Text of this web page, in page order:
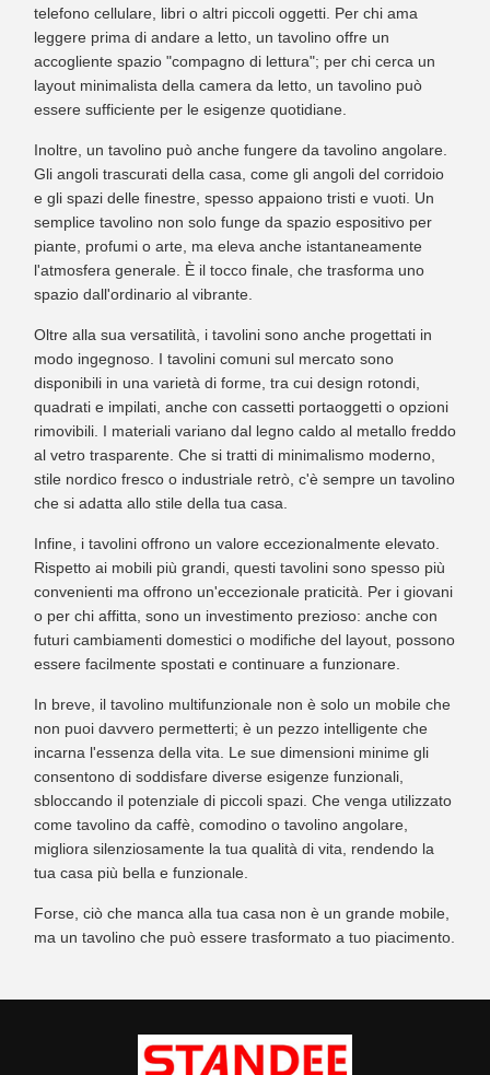
telefono cellulare, libri o altri piccoli oggetti. Per chi ama
leggere prima di andare a letto, un tavolino offre un
accogliente spazio "compagno di lettura"; per chi cerca un
layout minimalista della camera da letto, un tavolino può
essere sufficiente per le esigenze quotidiane.
Inoltre, un tavolino può anche fungere da tavolino angolare.
Gli angoli trascurati della casa, come gli angoli del corridoio
e gli spazi delle finestre, spesso appaiono tristi e vuoti. Un
semplice tavolino non solo funge da spazio espositivo per
piante, profumi o arte, ma eleva anche istantaneamente
l'atmosfera generale. È il tocco finale, che trasforma uno
spazio dall'ordinario al vibrante.
Oltre alla sua versatilità, i tavolini sono anche progettati in
modo ingegnoso. I tavolini comuni sul mercato sono
disponibili in una varietà di forme, tra cui design rotondi,
quadrati e impilati, anche con cassetti portaoggetti o opzioni
rimovibili. I materiali variano dal legno caldo al metallo freddo
al vetro trasparente. Che si tratti di minimalismo moderno,
stile nordico fresco o industriale retrò, c'è sempre un tavolino
che si adatta allo stile della tua casa.
Infine, i tavolini offrono un valore eccezionalmente elevato.
Rispetto ai mobili più grandi, questi tavolini sono spesso più
convenienti ma offrono un'eccezionale praticità. Per i giovani
o per chi affitta, sono un investimento prezioso: anche con
futuri cambiamenti domestici o modifiche del layout, possono
essere facilmente spostati e continuare a funzionare.
In breve, il tavolino multifunzionale non è solo un mobile che
non puoi davvero permetterti; è un pezzo intelligente che
incarna l'essenza della vita. Le sue dimensioni minime gli
consentono di soddisfare diverse esigenze funzionali,
sbloccando il potenziale di piccoli spazi. Che venga utilizzato
come tavolino da caffè, comodino o tavolino angolare,
migliora silenziosamente la tua qualità di vita, rendendo la
tua casa più bella e funzionale.
Forse, ciò che manca alla tua casa non è un grande mobile,
ma un tavolino che può essere trasformato a tuo piacimento.